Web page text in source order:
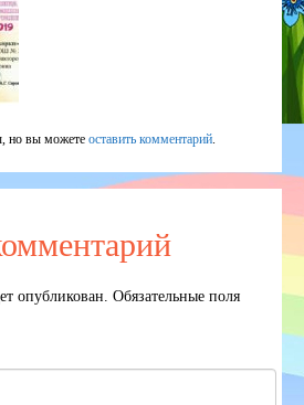
но вы можете оставить комментарий
опубликован. Обязательные поля